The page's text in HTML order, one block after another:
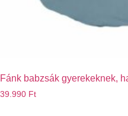
Fánk babzsák gyerekeknek,
39.990 Ft